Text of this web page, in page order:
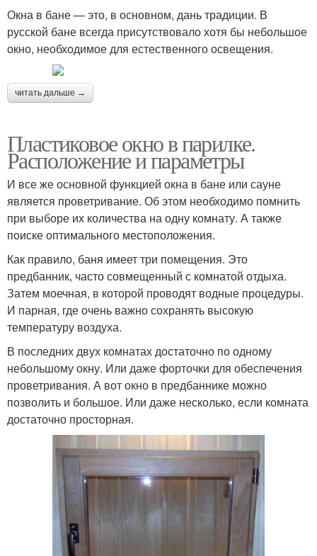
Окна в бане — это, в основном, дань традиции. В
русской бане всегда присутствовало хотя бы небольшое
окно, необходимое для естественного освещения.
читать дальше →
Пластиковое окно в парилке.
Расположение и параметры
И все же основной функцией окна в бане или сауне
является проветривание. Об этом необходимо помнить
при выборе их количества на одну комнату. А также
поиске оптимального местоположения.
Как правило, баня имеет три помещения. Это
предбанник, часто совмещенный с комнатой отдыха.
Затем моечная, в которой проводят водные процедуры.
И парная, где очень важно сохранять высокую
температуру воздуха.
В последних двух комнатах достаточно по одному
небольшому окну. Или даже форточки для обеспечения
проветривания. А вот окно в предбаннике можно
позволить и большое. Или даже несколько, если комната
достаточно просторная.